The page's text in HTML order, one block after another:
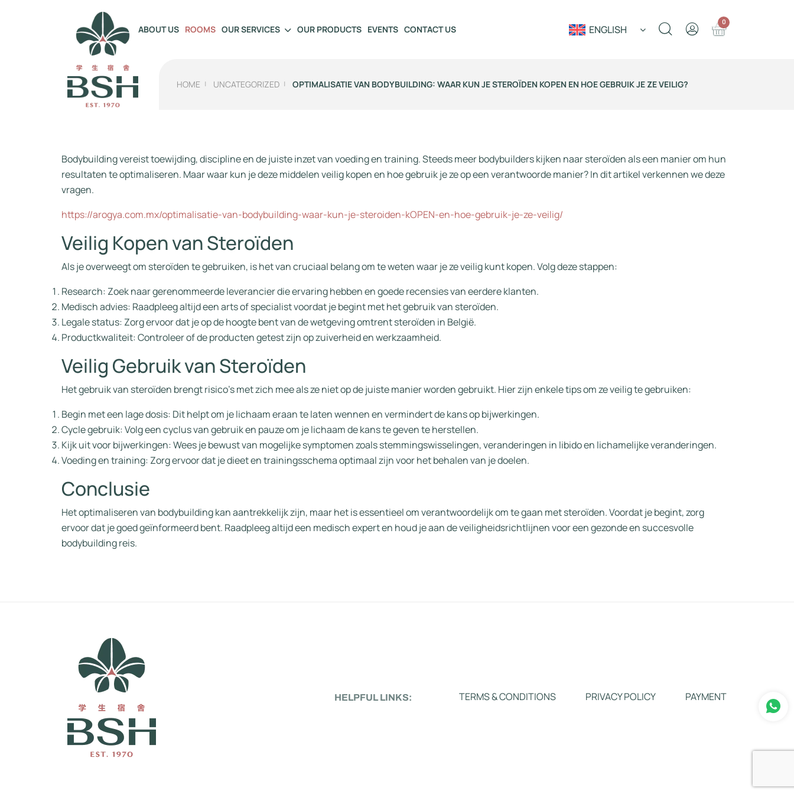
ABOUT US ROOMS OUR SERVICES OUR PRODUCTS EVENTS CONTACT US ENGLISH
0
HOME UNCATEGORIZED OPTIMALISATIE VAN BODYBUILDING: WAAR KUN JE STEROÏDEN KOPEN EN HOE GEBRUIK JE ZE VEILIG?
Bodybuilding vereist toewijding, discipline en de juiste inzet van voeding en training. Steeds meer bodybuilders kijken naar steroïden als een manier om hun
resultaten te optimaliseren. Maar waar kun je deze middelen veilig kopen en hoe gebruik je ze op een verantwoorde manier? In dit artikel verkennen we deze
vragen.
https://arogya.com.mx/optimalisatie-van-bodybuilding-waar-kun-je-steroiden-kOPEN-en-hoe-gebruik-je-ze-veilig/
Veilig Kopen van Steroïden
Als je overweegt om steroïden te gebruiken, is het van cruciaal belang om te weten waar je ze veilig kunt kopen. Volg deze stappen:
Research: Zoek naar gerenommeerde leverancier die ervaring hebben en goede recensies van eerdere klanten.
Medisch advies: Raadpleeg altijd een arts of specialist voordat je begint met het gebruik van steroïden.
Legale status: Zorg ervoor dat je op de hoogte bent van de wetgeving omtrent steroïden in België.
Productkwaliteit: Controleer of de producten getest zijn op zuiverheid en werkzaamheid.
Veilig Gebruik van Steroïden
Het gebruik van steroïden brengt risico’s met zich mee als ze niet op de juiste manier worden gebruikt. Hier zijn enkele tips om ze veilig te gebruiken:
Begin met een lage dosis: Dit helpt om je lichaam eraan te laten wennen en vermindert de kans op bijwerkingen.
Cycle gebruik: Volg een cyclus van gebruik en pauze om je lichaam de kans te geven te herstellen.
Kijk uit voor bijwerkingen: Wees je bewust van mogelijke symptomen zoals stemmingswisselingen, veranderingen in libido en lichamelijke veranderingen.
Voeding en training: Zorg ervoor dat je dieet en trainingsschema optimaal zijn voor het behalen van je doelen.
Conclusie
Het optimaliseren van bodybuilding kan aantrekkelijk zijn, maar het is essentieel om verantwoordelijk om te gaan met steroïden. Voordat je begint, zorg
ervoor dat je goed geïnformeerd bent. Raadpleeg altijd een medisch expert en houd je aan de veiligheidsrichtlijnen voor een gezonde en succesvolle
bodybuilding reis.
HELPFUL LINKS: TERMS & CONDITIONS PRIVACY POLICY PAYMENT